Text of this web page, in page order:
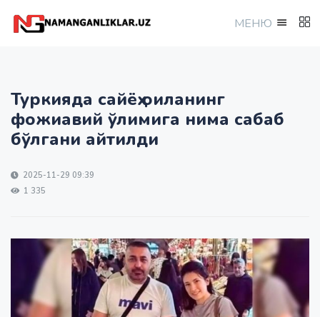
МEНЮ
Туркияда сайёҳ оиланинг
фожиавий ўлимига нима сабаб
бўлгани айтилди
2025-11-29 09:39
1 335